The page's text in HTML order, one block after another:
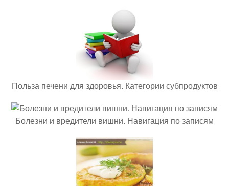
Польза печени для здоровья. Категории субпродуктов
Болезни и вредители вишни. Навигация по записям